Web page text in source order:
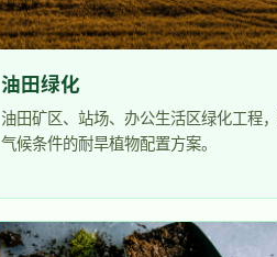
油田绿化
油田矿区、站场、办公生活区绿化工程
气候条件的耐旱植物配置方案。